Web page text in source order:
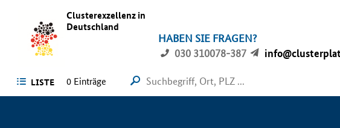
Clusterexzellenz in
Deutschland
HABEN SIE FRAGEN?
030 310078-387
LISTE 0 Einträge